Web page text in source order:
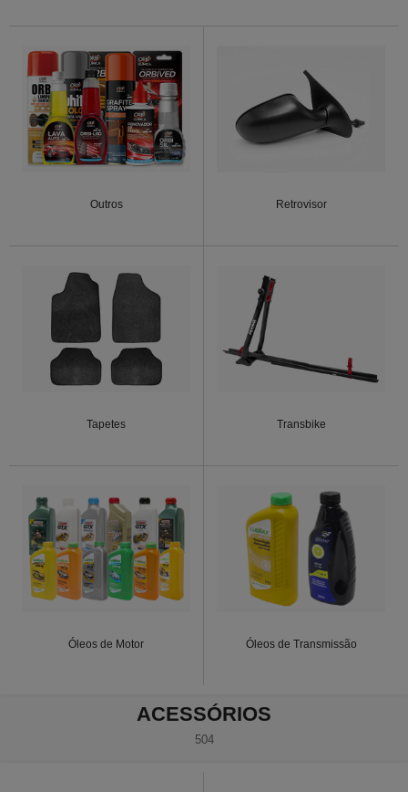
Outros Retrovisor
Tapetes Transbike
Óleos de Motor Óleos de Transmissão
ACESSÓRIOS
504